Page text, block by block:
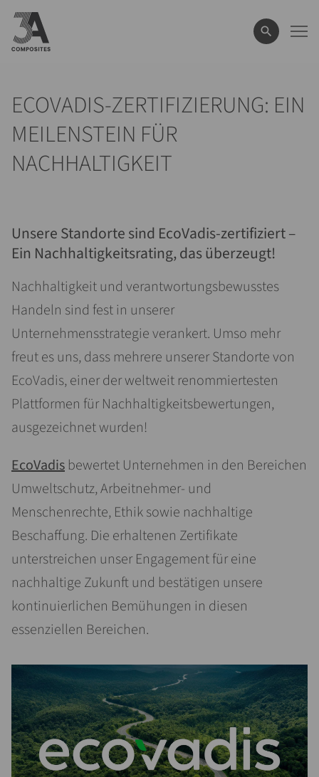
eingeben
ECOVADIS-ZERTIFIZIERUNG: EIN
MEILENSTEIN FÜR
NACHHALTIGKEIT
Unsere Standorte sind EcoVadis-zertifiziert –
Ein Nachhaltigkeitsrating, das überzeugt!
Nachhaltigkeit und verantwortungsbewusstes
Handeln sind fest in unserer
Unternehmensstrategie verankert. Umso mehr
freut es uns, dass mehrere unserer Standorte von
EcoVadis, einer der weltweit renommiertesten
Plattformen für Nachhaltigkeitsbewertungen,
ausgezeichnet wurden!
EcoVadis bewertet Unternehmen in den Bereichen
Umweltschutz, Arbeitnehmer- und
Menschenrechte, Ethik sowie nachhaltige
Beschaffung. Die erhaltenen Zertifikate
unterstreichen unser Engagement für eine
nachhaltige Zukunft und bestätigen unsere
kontinuierlichen Bemühungen in diesen
essenziellen Bereichen.